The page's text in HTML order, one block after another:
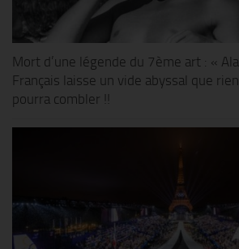
Mort d’une légende du 7ème art : «
Français laisse un vide abyssal que
pourra combler !!